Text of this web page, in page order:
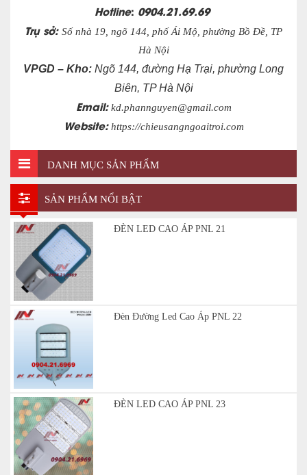
Hotline: 0904.21.69.69
Trụ sở: Số nhà 19, ngõ 144, phố Ái Mộ, phường Bồ Đề, TP
Hà Nội
VPGD – Kho: Ngõ 144, đường Hạ Trại, phường Long
Biên, TP Hà Nội
Email:kd.phannguyen@gmail.com
Website:https://chieusangngoaitroi.com
DANH MỤC SẢN PHẨM
SẢN PHẨM NỔI BẬT
ĐÈN LED CAO ÁP PNL 21
Đèn Đường Led Cao Áp PNL 22
ĐÈN LED CAO ÁP PNL 23